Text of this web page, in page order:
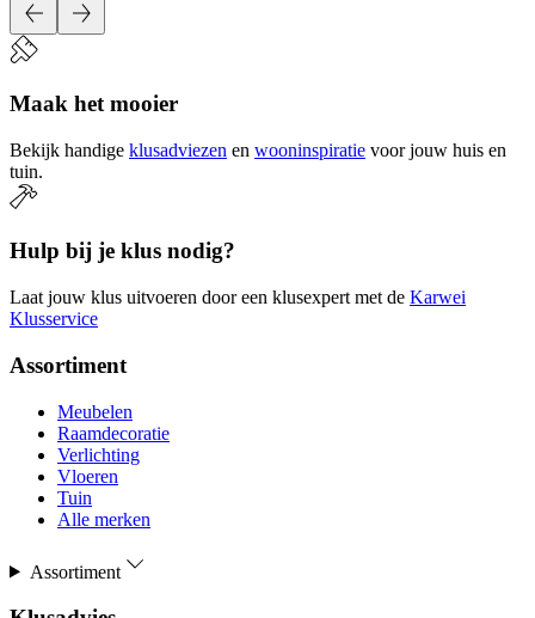
Maak het mooier
Bekijk handige klusadviezen en wooninspiratie voor jouw huis en
tuin.
Hulp bij je klus nodig?
Laat jouw klus uitvoeren door een klusexpert met de Karwei
Klusservice
Assortiment
Meubelen
Raamdecoratie
Verlichting
Vloeren
Tuin
Alle merken
Assortiment